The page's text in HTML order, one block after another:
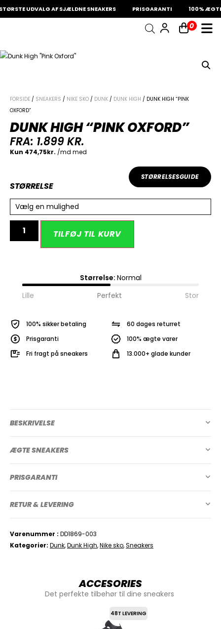
UDVALG AF SJÆLDNE SNEAKERS PRISGARANTI 100% ÆGTE
0
Din kurv er tom.
FORSIDE / SNEAKERS / NIKE SKO / DUNK / DUNK HIGH / DUNK HIGH “PINK
OXFORD”
DUNK HIGH “PINK OXFORD”
FRA: 1.899KR.
STØRRELSESGUIDE
STØRRELSE
Vælg en mulighed
TILFØJ TIL KURV
Størrelse: Normal
Lille
Perfekt Stor
100% sikker betaling
Prisgaranti
Fri fragt på sneakers
60 dages returret
100% ægte varer
13.000+ glade kunder
BESKRIVELSE
ÆGTE SNEAKERS
PRISGARANTI
RETUR & LEVERING
Varenummer
DD1869-003
Kategorier Dunk,Dunk High,Nike sko,Sneakers
ACCESORIES
Det perfekte tilbehør til dine sneakers
48T LEVERING